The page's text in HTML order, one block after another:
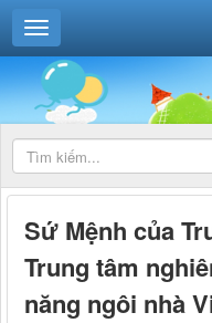
Sứ Mệnh của
Trung tâm
năng ngôi nhà